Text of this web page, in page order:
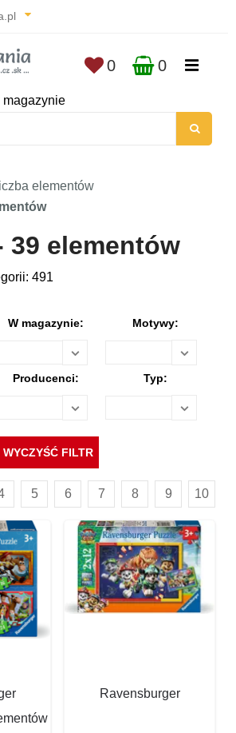
magazynie
0 0
elementów
39 elementów
491
W magazynie: Motywy:
Producenci: Typ:
5 6 7 8 9 10
Ravensburger